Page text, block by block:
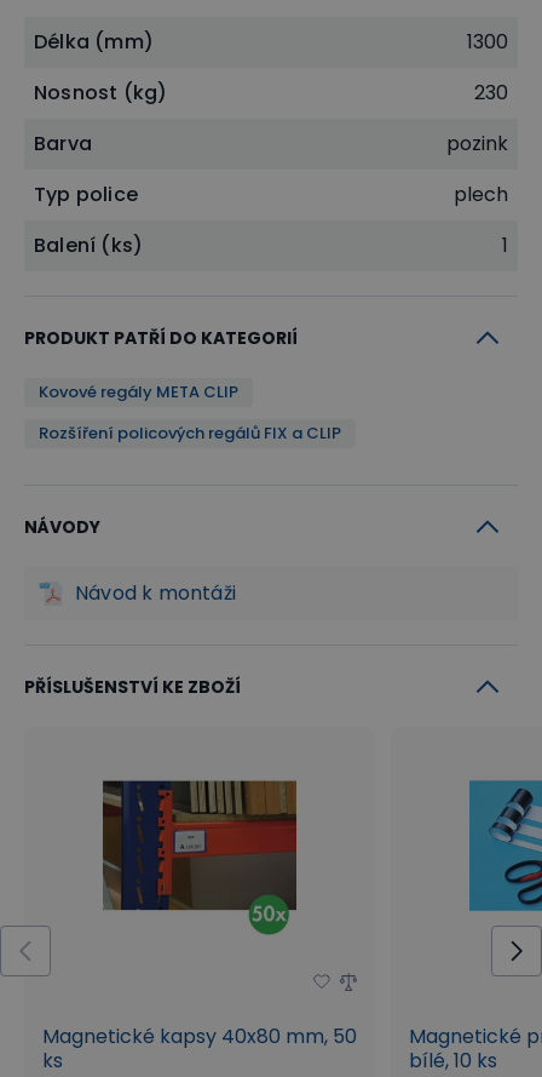
Délka (mm)
1300
Nosnost (kg)
230
Barva
pozink
Typ police
plech
Balení (ks)
1
PRODUKT PATŘÍ DO KATEGORIÍ
Kovové regály META CLIP
Rozšíření policových regálů FIX a CLIP
NÁVODY
Návod k montáži
PŘÍSLUŠENSTVÍ KE ZBOŽÍ
Magnetické kapsy 40x80 mm, 50
ks
Magnetické
bílé, 10 ks